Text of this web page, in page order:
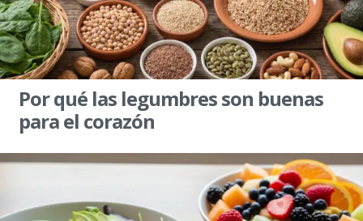
Por qué las legumbres son buenas
para el corazón